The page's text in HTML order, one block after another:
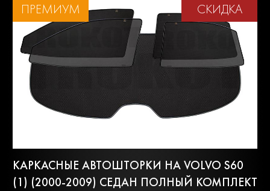
ПРЕМИУМ СКИДКА
КАРКАСНЫЕ АВТОШТОРКИ НА VOLVO S60
(1) (2000-2009) СЕДАН ПОЛНЫЙ КОМПЛЕКТ